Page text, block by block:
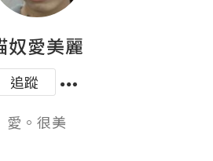
奴愛美麗
追蹤
愛。很美